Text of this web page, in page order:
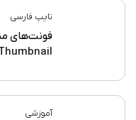
تایپ فارسی
آموزشی